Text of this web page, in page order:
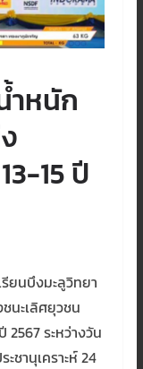
ำหนัก
15 ปี
ยนบึงมะลูวิทยา
นะเลิศยุวชน
2567 ระหว่างวัน
ชานุเคราะห์ 24